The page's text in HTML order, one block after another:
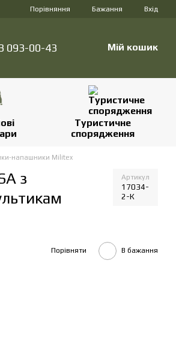
Порівняння Бажання Вхід
093-00-43 Мій кошик
Туристичне
спорядження
напашники Militex
з
Артикул
17034-
2-К
Порівняти В бажання